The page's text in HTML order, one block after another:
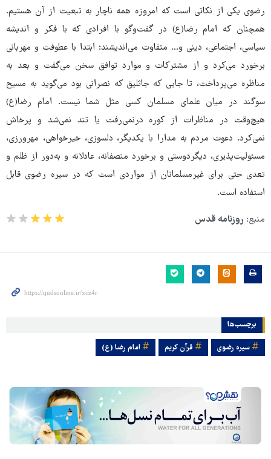
رضوی یکی از نکاتی است که امروزه همه ناچار به تبعیت از آن هستیم.
همچنان که امام رضا(ع) در گفت‌وگو با افرادی که با فکر و اندیشه
سیاسی، اجتماعی، دینی و... متفاوت می‌اندیشند؛ ابتدا با عطوفت و مهربانی
برخورد می‌کرد و از مشترکات و موارد توافق سخن می‌گفت و بعد به
مناظره می‌پرداخت، تا جایی که جاثلیق که نصرانی بود می‌گوید به مسیح
سوگند در میان علمای مسلمان کسی مثل شما نیست. امام رضا(ع)
هیچ‌وقت در مناظرات از کوره درنمی‌رفت یا تند نمی‌شد و پرخاش
نمی‌کرد. دعوت مردم به مدارا با یکدیگر، دلسوزی، خیرخواهی، مهرورزی،
مسئولیت‌پذیری، دیگردوستی و برخورد منصفانه، عادلانه و به‌دور از ظلم و
تعدی حتی برای غیرمسلمانان از مواردی است که در سیره رضوی قابل
استفاده است.
منبع: روزنامه قدس
برچسب‌ها
سیره رضوی قرآن کریم امام رضا (ع)